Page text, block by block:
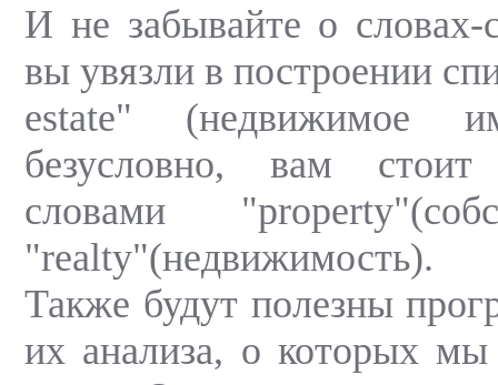
И не забывайте о
вы увязли в построении
estate" (недвижимое
безусловно, вам
словами
"realty"(недвижимость).
Также будут полезны
их анализа, о которых мы